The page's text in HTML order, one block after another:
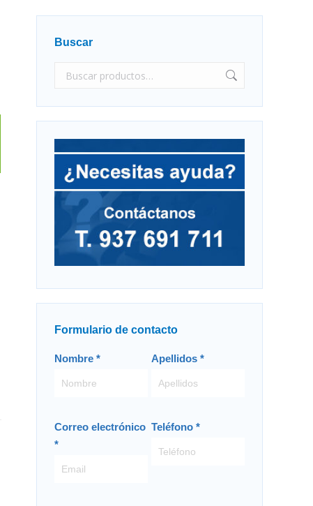
Buscar
Formulario de contacto
Contacto
Nombre * Apellidos*
Correo electrónico
*
Teléfono*